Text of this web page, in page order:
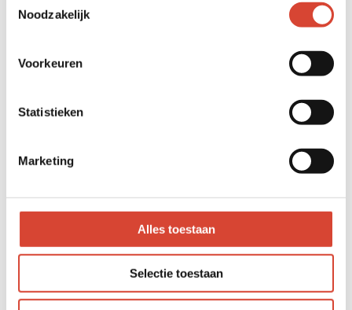
Noodzakelijk
Voorkeuren
Statistieken
Marketing
Alles toestaan
Selectie toestaan
toepassingen en data-opslag
laadschoppen hebben een hoge
herhaaldelijk consistent
Wilt u meer informatie over onze
maken? Neem dancontactmet ons